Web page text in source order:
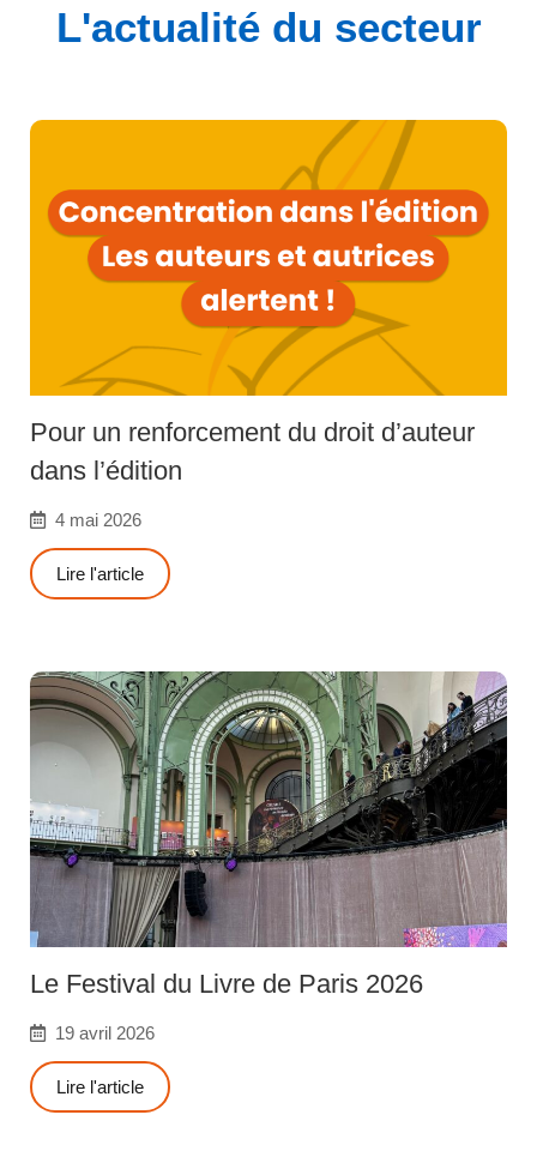
L'actualité du secteur
Pour un renforcement du droit d’auteur
dans l’édition
4 mai 2026
Lire l'article
Le Festival du Livre de Paris 2026
19 avril 2026
Lire l'article